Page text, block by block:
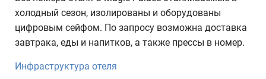
холодный сезон, изолированы и оборудованы
цифровым сейфом. По запросу возможна доставка
завтрака, еды и напитков, а также прессы в номер.
Инфраструктура отеля